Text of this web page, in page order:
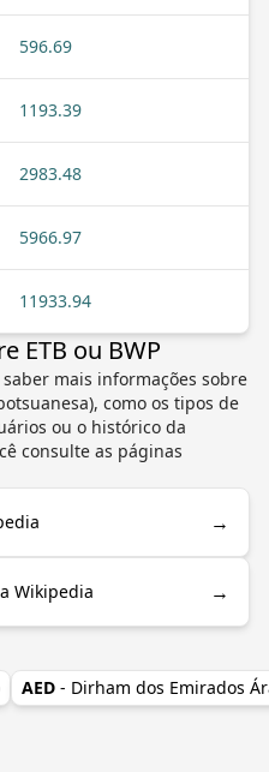
596.69
1193.39
2983.48
5966.97
11933.94
ETB ou BWP
mais informações sobre
como os tipos de
ou o histórico da
consulte as páginas
→
Wikipedia →
AED - Dirham dos Emirados